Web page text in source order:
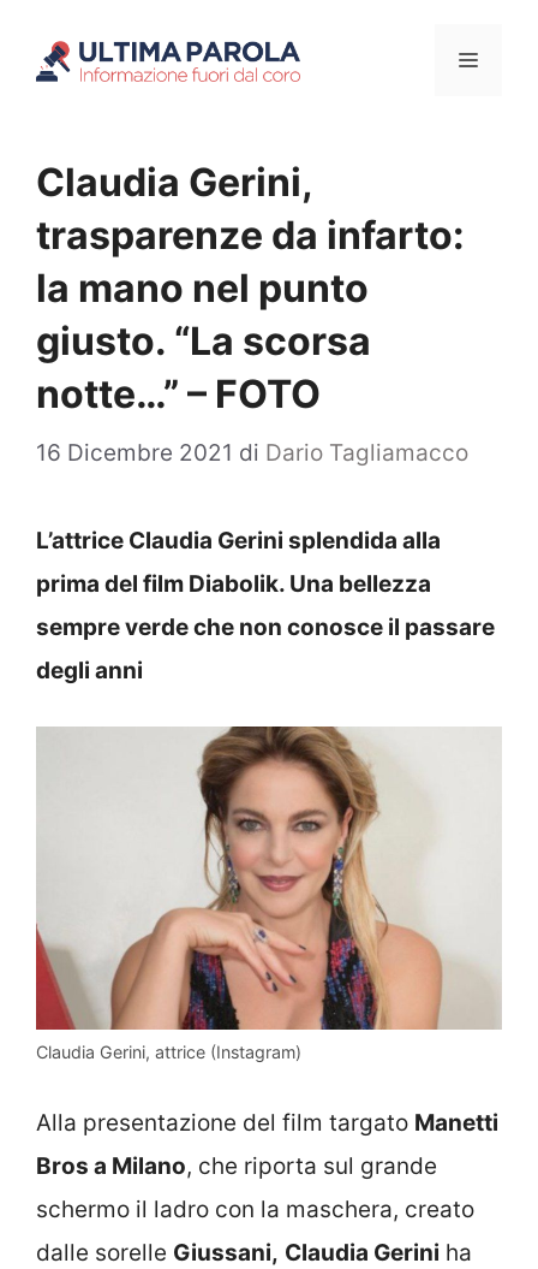
Menu
Claudia Gerini,
trasparenze da infarto:
la mano nel punto
giusto. “La scorsa
notte…” – FOTO
16 Dicembre 2021 di Dario Tagliamacco
L’attrice Claudia Gerini splendida alla
prima del film Diabolik. Una bellezza
sempre verde che non conosce il passare
degli anni
Claudia Gerini, attrice (Instagram)
Alla presentazione del film targato Manetti
Bros a Milano, che riporta sul grande
schermo il ladro con la maschera, creato
dalle sorelle Giussani, Claudia Gerini ha